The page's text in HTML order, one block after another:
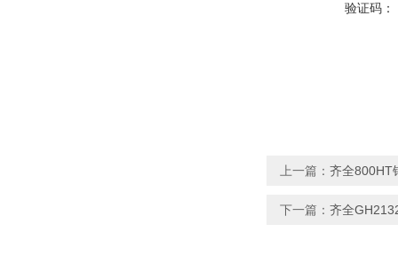
验证码：
上一篇： 齐全800HT
下一篇： 齐全